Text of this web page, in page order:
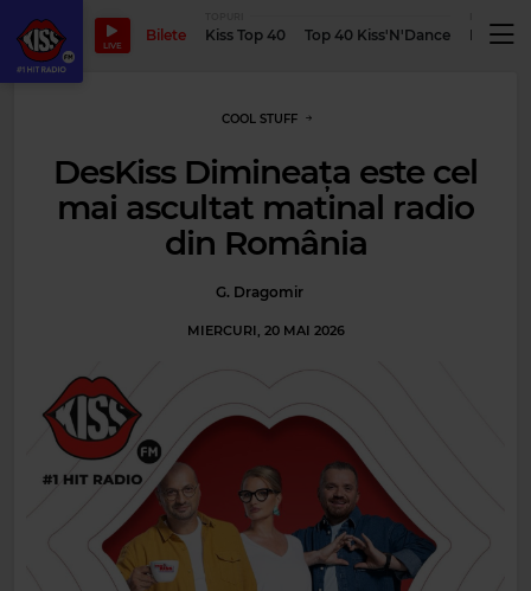
LIVE
Bilete Kiss Top 40 Top 40 Kiss'N'Dance
COOL STUFF
DesKiss Dimineața este cel
mai ascultat matinal radio
din România
G. Dragomir
MIERCURI, 20 MAI 2026